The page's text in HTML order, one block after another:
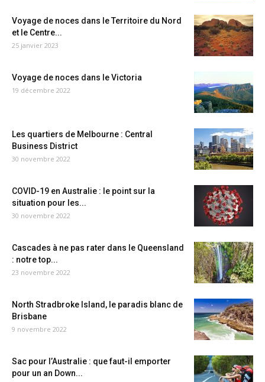
Voyage de noces dans le Territoire du Nord
et le Centre...
25 janvier 2023
Voyage de noces dans le Victoria
19 décembre 2022
Les quartiers de Melbourne : Central
Business District
30 novembre 2022
COVID-19 en Australie : le point sur la
situation pour les...
30 novembre 2022
Cascades à ne pas rater dans le Queensland
: notre top...
23 novembre 2022
North Stradbroke Island, le paradis blanc de
Brisbane
9 novembre 2022
Sac pour l’Australie : que faut-il emporter
pour un an Down...